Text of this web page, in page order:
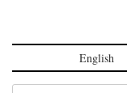
English